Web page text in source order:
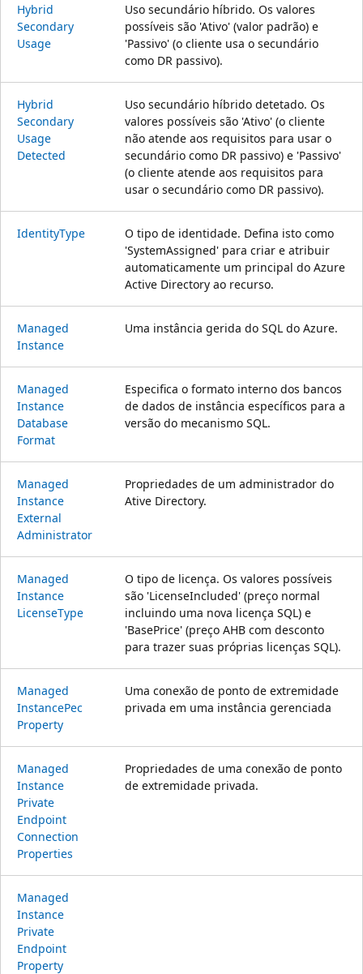
Hybrid
Secondary
Usage
Uso secundário híbrido. Os valores
possíveis são 'Ativo' (valor padrão) e
'Passivo' (o cliente usa o secundário
como DR passivo).
Hybrid
Secondary
Usage
Detected
Uso secundário híbrido detetado. Os
valores possíveis são 'Ativo' (o cliente
não atende aos requisitos para usar o
secundário como DR passivo) e 'Passivo'
(o cliente atende aos requisitos para
usar o secundário como DR passivo).
IdentityType
O tipo de identidade. Defina isto como
'SystemAssigned' para criar e atribuir
automaticamente um principal do Azure
Active Directory ao recurso.
Managed
Instance
Uma instância gerida do SQL do Azure.
Managed
Instance
Database
Format
Especifica o formato interno dos bancos
de dados de instância específicos para a
versão do mecanismo SQL.
Managed
Instance
External
Administrator
Propriedades de um administrador do
Ative Directory.
Managed
Instance
LicenseType
O tipo de licença. Os valores possíveis
são 'LicenseIncluded' (preço normal
incluindo uma nova licença SQL) e
'BasePrice' (preço AHB com desconto
para trazer suas próprias licenças SQL).
Managed
InstancePec
Property
Uma conexão de ponto de extremidade
privada em uma instância gerenciada
Managed
Instance
Private
Endpoint
Connection
Properties
Propriedades de uma conexão de ponto
de extremidade privada.
Managed
Instance
Private
Endpoint
Property